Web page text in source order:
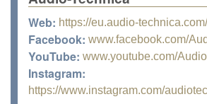
Web: https://eu.audio-technica.com/
Facebook: www.facebook.com/
YouTube: www.youtube.com/
Instagram:
https://www.instagram.com/